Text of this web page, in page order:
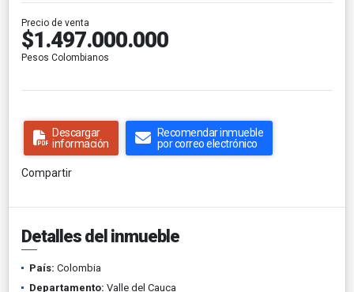
Precio de venta
$1.497.000.000
Pesos Colombianos
Descargar
información
Recomendar inmueble
por correo electrónico
Compartir
Detalles del inmueble
País: Colombia
Departamento: Valle del Cauca